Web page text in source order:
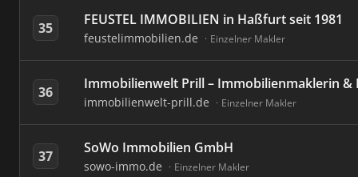
35 FEUSTEL IMMOBILIEN in Haßfurt seit 1981
feustelimmobilien.de Einzelner Makler
36 Immobilienwelt Prill – Immobilienmaklerin &
immobilienwelt-prill.de Einzelner Makler
37 SoWo Immobilien GmbH
sowo-immo.de Einzelner Makler